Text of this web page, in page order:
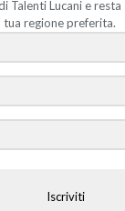
Talenti Lucani e
tua regione preferita.
Iscriviti